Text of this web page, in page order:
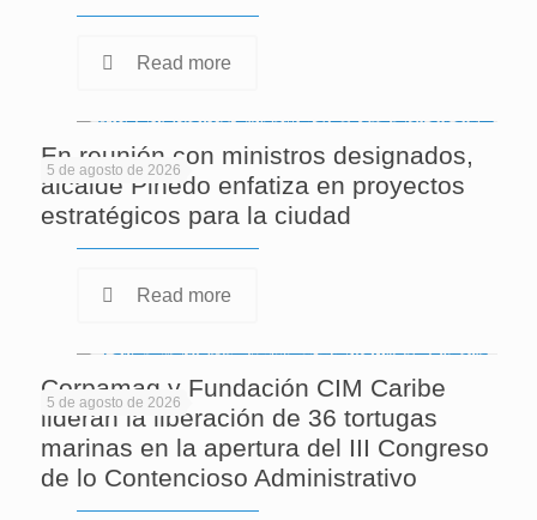
Read more
5 de agosto de 2026
En reunión con ministros designados,
alcalde Pinedo enfatiza en proyectos
estratégicos para la ciudad
Read more
5 de agosto de 2026
Corpamag y Fundación CIM Caribe
lideran la liberación de 36 tortugas
marinas en la apertura del III Congreso
de lo Contencioso Administrativo